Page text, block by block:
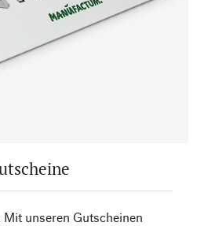
Mit unseren Gutscheinen